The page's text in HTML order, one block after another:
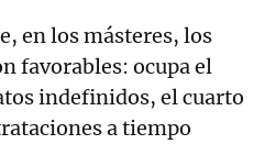
en los másteres, los
favorables: ocupa el
indefinidos, el cuarto
a tiempo